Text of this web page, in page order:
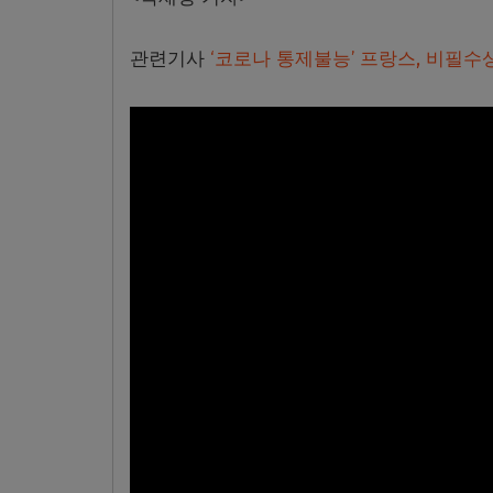
관련기사 ‘코로나 통제불능’ 프랑스, 비필